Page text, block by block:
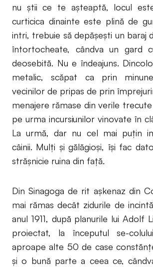
nu ştii ce te aşteaptă, locul
curticica dinainte este plină de
intri, trebuie să depăşeşti un baraj
întortocheate, cândva un gard
deosebită. Nu e îndeajuns.
metalic, scăpat ca prin
vecinilor de pripas de prin
menajere rămase din verile
pe urma incursiunilor vinovate în
La urmă, dar nu cel mai puţin
câinii. Mulţi şi gălăgioşi, îşi fac
străşnicie ruina din faţă.
Din Sinagoga de rit aşkenaz din
mai rămas decât zidurile de
anul 1911, după planurile lui Adolf
proiectat, la începutul se-
aproape alte 50 de case
şi o bună parte a ceea ce,